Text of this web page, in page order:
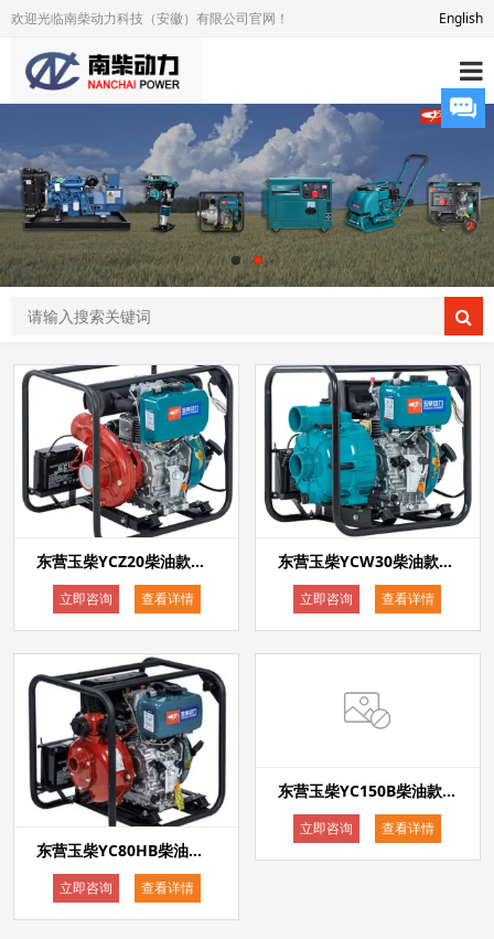
欢迎光临南柴动力科技（安徽）有限公司官网！ English
东营玉柴YCZ20柴油款电启动2寸铸铁高压抽水泵
立即咨询 查看详情
东营玉柴YCW30柴油款电启动3寸污水泵
立即咨询 查看详情
东营玉柴YC80HB柴油款电启动3寸高压双叶轮抽水泵
立即咨询 查看详情
东营玉柴YC150B柴油款电启动6寸单叶轮抽水泵
立即咨询 查看详情